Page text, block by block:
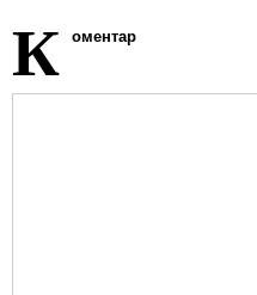
К оментар